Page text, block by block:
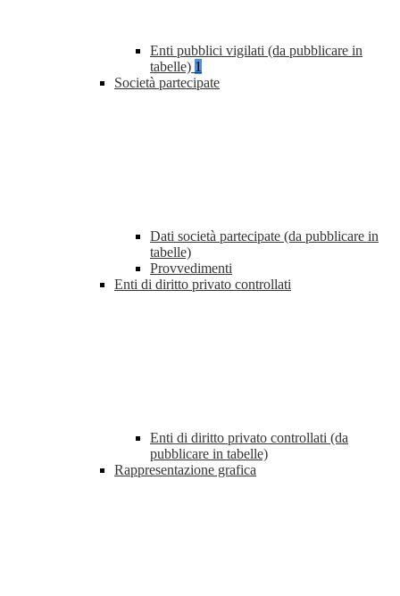
Enti pubblici vigilati (da pubblicare in
tabelle) 1
Società partecipate
Dati società partecipate (da pubblicare in
tabelle)
Provvedimenti
Enti di diritto privato controllati
Enti di diritto privato controllati (da
pubblicare in tabelle)
Rappresentazione grafica